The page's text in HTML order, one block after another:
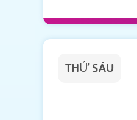
THỨ SÁU